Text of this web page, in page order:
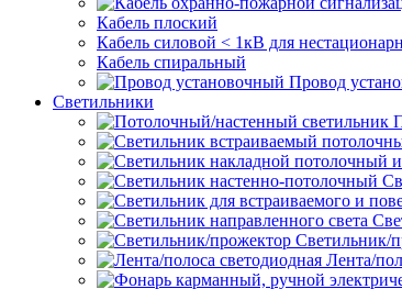
Кабель плоский
Кабель силовой < 1кВ для
Кабель спиральный
Провод
Светильники
Светильник/
Лента/